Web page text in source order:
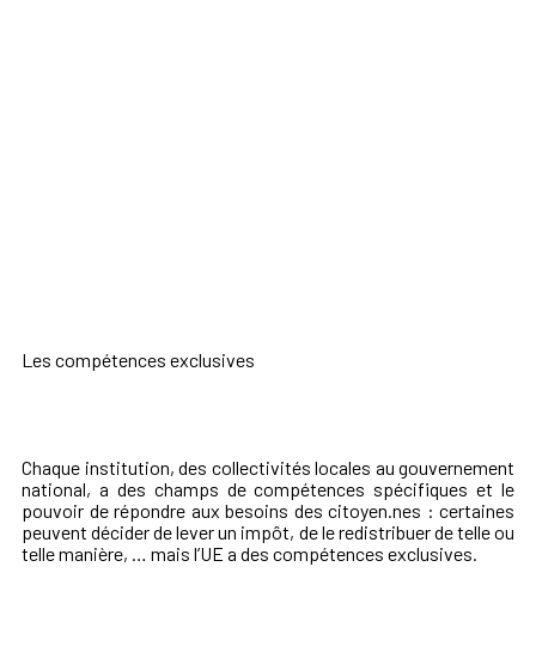
Les compétences exclusives
Chaque institution, des collectivités locales au gouvernement
national, a des champs de compétences spécifiques et le
pouvoir de répondre aux besoins des citoyen.nes : certaines
peuvent décider de lever un impôt, de le redistribuer de telle ou
telle manière, … mais l’UE a des compétences exclusives.